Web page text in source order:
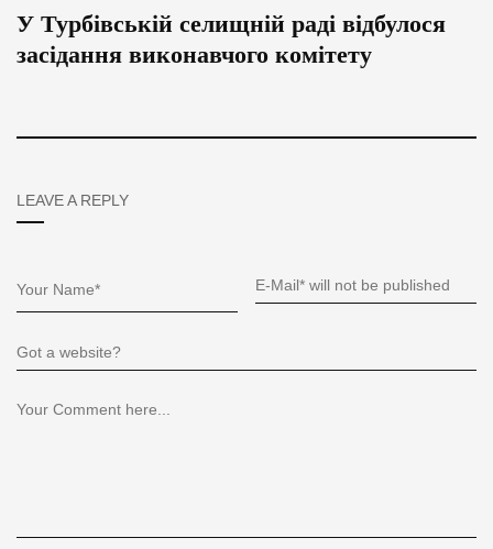
У Турбівській селищній раді відбулося
засідання виконавчого комітету
LEAVE A REPLY